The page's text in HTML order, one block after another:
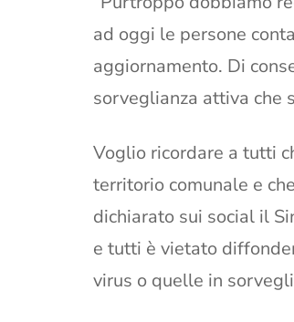
ad oggi le persone
aggiornamento. Di
sorveglianza attiva che
Voglio ricordare a tutti
territorio comunale e
dichiarato sui social il
e tutti è vietato
virus o quelle in